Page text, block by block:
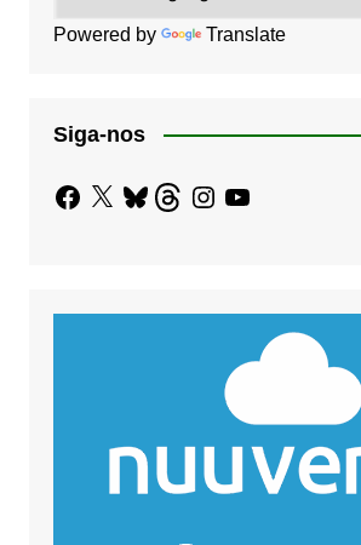
Powered by Translate
Siga-nos
Facebook
X BlueskyThreadsInstagram
YouTube